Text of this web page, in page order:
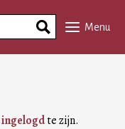
Menu
ingelogdte zijn.